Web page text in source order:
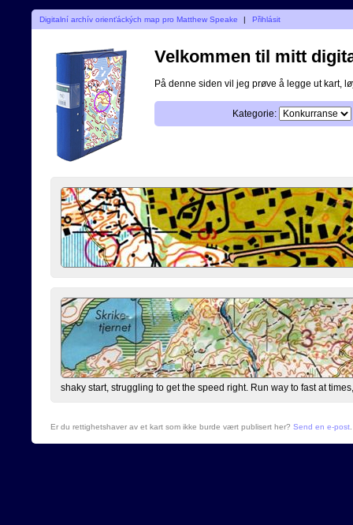
Digitalní archív orienťáckých map pro Matthew Speake | Přihlásit
Velkommen til mitt
På denne siden vil jeg prøve å legge ut kart,
Kategorie:
shaky start, struggling to get the speed right. Run way to fast at
Er du rettighetshaver av et kart som ikke burde vært publisert her? Send en e-post